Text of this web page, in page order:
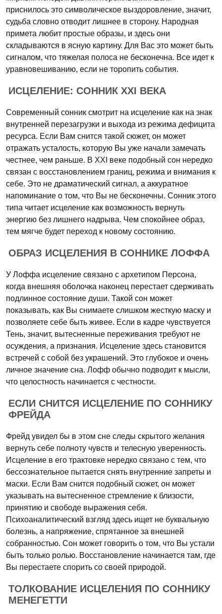
приснилось это символическое выздоровление, значит,
судьба словно отводит лишнее в сторону. Народная
примета любит простые образы, и здесь они
складываются в ясную картину. Для Вас это может быть
сигналом, что тяжелая полоса не бесконечна. Все идет к
уравновешиванию, если не торопить события.
ИСЦЕЛЕНИЕ: СОННИК XXI ВЕКА
Современный сонник смотрит на исцеление как на знак
внутренней перезагрузки и выхода из режима дефицита
ресурса. Если Вам снится такой сюжет, он может
отражать усталость, которую Вы уже начали замечать
честнее, чем раньше. В XXI веке подобный сон нередко
связан с восстановлением границ, режима и внимания к
себе. Это не драматический сигнал, а аккуратное
напоминание о том, что Вы не бесконечны. Сонник этого
типа читает исцеление как возможность вернуть
энергию без лишнего надрыва. Чем спокойнее образ,
тем мягче будет переход к новому состоянию.
ОБРАЗ ИСЦЕЛЕНИЯ В СОННИКЕ ЛОФФА
У Лоффа исцеление связано с архетипом Персона,
когда внешняя оболочка наконец перестает сдерживать
подлинное состояние души. Такой сон может
показывать, как Вы снимаете слишком жесткую маску и
позволяете себе быть живее. Если в кадре чувствуется
Тень, значит, вытесненные переживания требуют не
осуждения, а признания. Исцеление здесь становится
встречей с собой без украшений. Это глубокое и очень
личное значение сна. Лофф обычно подводит к мысли,
что целостность начинается с честности.
ЕСЛИ СНИТСЯ ИСЦЕЛЕНИЕ ПО СОННИКУ
ФРЕЙДА
Фрейд увидел бы в этом сне следы скрытого желания
вернуть себе полноту чувств и телесную уверенность.
Исцеление в его трактовке нередко связано с тем, что
бессознательное пытается снять внутренние запреты и
маски. Если Вам снится подобный сюжет, он может
указывать на вытесненное стремление к близости,
принятию и свободе выражения себя.
Психоаналитический взгляд здесь ищет не буквальную
болезнь, а напряжение, спрятанное за внешней
собранностью. Сон может говорить о том, что Вы устали
быть только ролью. Восстановление начинается там, где
Вы перестаете спорить со своей природой.
ТОЛКОВАНИЕ ИСЦЕЛЕНИЯ ПО СОННИКУ
МЕНЕГЕТТИ